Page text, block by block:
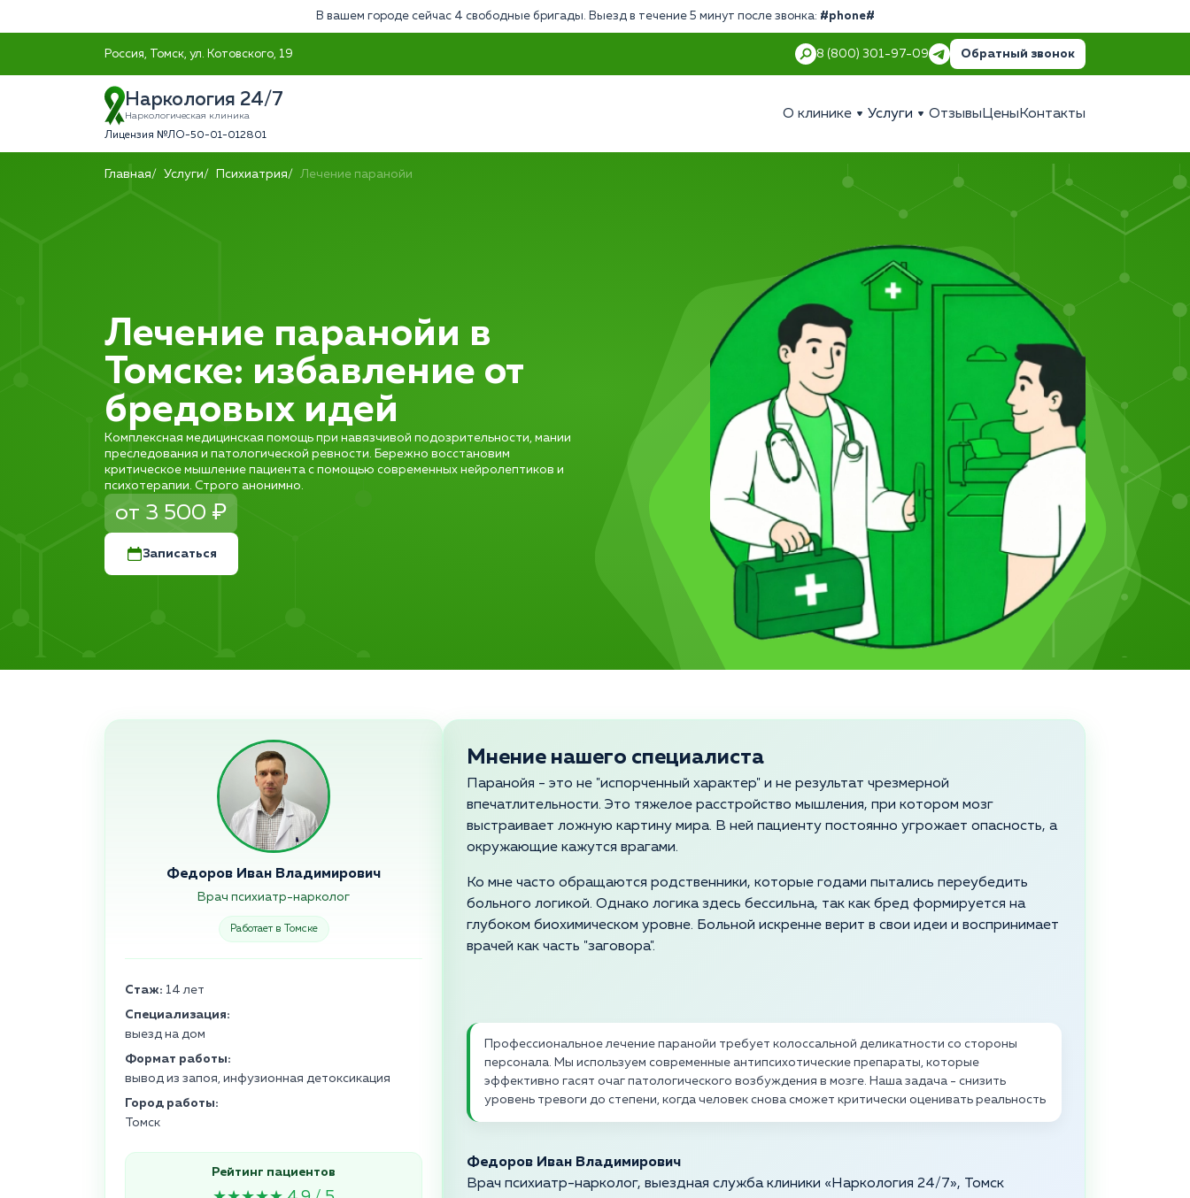
В вашем городе сейчас 4 свободные бригады. Выезд в течение 5 минут после звонка: #phone#
Россия, Томск, ул. Котовского, 19 8 (800) 301-97-09 Обратный звонок
Наркология 24/7
Наркологическая клиника
Лицензия №ЛО-50-01-012801
О клинике Услуги Отзывы Цены Контакты
Главная Услуги Психиатрия Лечение паранойи
Лечение паранойи в
Томске: избавление от
бредовых идей
Комплексная медицинская помощь при навязчивой подозрительности, мании
преследования и патологической ревности. Бережно восстановим
критическое мышление пациента с помощью современных нейролептиков и
психотерапии. Строго анонимно.
от 3 500 ₽
Записаться
Федоров Иван Владимирович
Врач психиатр-нарколог
Работает в Томске
Стаж: 14 лет
Специализация:
выезд на дом
Формат работы:
вывод из запоя, инфузионная детоксикация
Город работы:
Томск
Рейтинг пациентов
Мнение нашего специалиста
Паранойя - это не "испорченный характер" и не результат чрезмерной
впечатлительности. Это тяжелое расстройство мышления, при котором мозг
выстраивает ложную картину мира. В ней пациенту постоянно угрожает опасность, а
окружающие кажутся врагами.
Ко мне часто обращаются родственники, которые годами пытались переубедить
больного логикой. Однако логика здесь бессильна, так как бред формируется на
глубоком биохимическом уровне. Больной искренне верит в свои идеи и воспринимает
врачей как часть "заговора".
Профессиональное лечение паранойи требует колоссальной деликатности со стороны
персонала. Мы используем современные антипсихотические препараты, которые
эффективно гасят очаг патологического возбуждения в мозге. Наша задача - снизить
уровень тревоги до степени, когда человек снова сможет критически оценивать реальность
Федоров Иван Владимирович
Врач психиатр-нарколог, выездная служба клиники «Наркология 24/7», Томск